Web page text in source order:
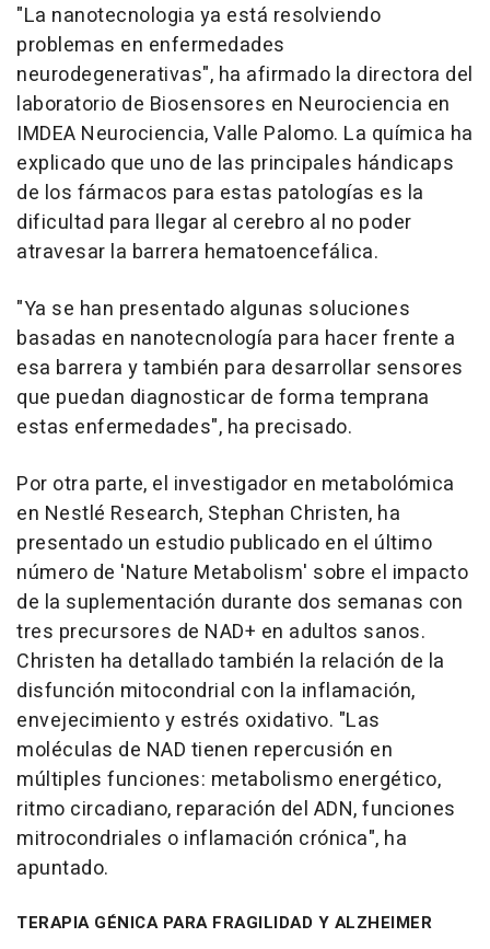
"La nanotecnologia ya está resolviendo
problemas en enfermedades
neurodegenerativas", ha afirmado la directora del
laboratorio de Biosensores en Neurociencia en
IMDEA Neurociencia, Valle Palomo. La química ha
explicado que uno de las principales hándicaps
de los fármacos para estas patologías es la
dificultad para llegar al cerebro al no poder
atravesar la barrera hematoencefálica.
"Ya se han presentado algunas soluciones
basadas en nanotecnología para hacer frente a
esa barrera y también para desarrollar sensores
que puedan diagnosticar de forma temprana
estas enfermedades", ha precisado.
Por otra parte, el investigador en metabolómica
en Nestlé Research, Stephan Christen, ha
presentado un estudio publicado en el último
número de 'Nature Metabolism' sobre el impacto
de la suplementación durante dos semanas con
tres precursores de NAD+ en adultos sanos.
Christen ha detallado también la relación de la
disfunción mitocondrial con la inflamación,
envejecimiento y estrés oxidativo. "Las
moléculas de NAD tienen repercusión en
múltiples funciones: metabolismo energético,
ritmo circadiano, reparación del ADN, funciones
mitrocondriales o inflamación crónica", ha
apuntado.
TERAPIA GÉNICA PARA FRAGILIDAD Y ALZHEIMER